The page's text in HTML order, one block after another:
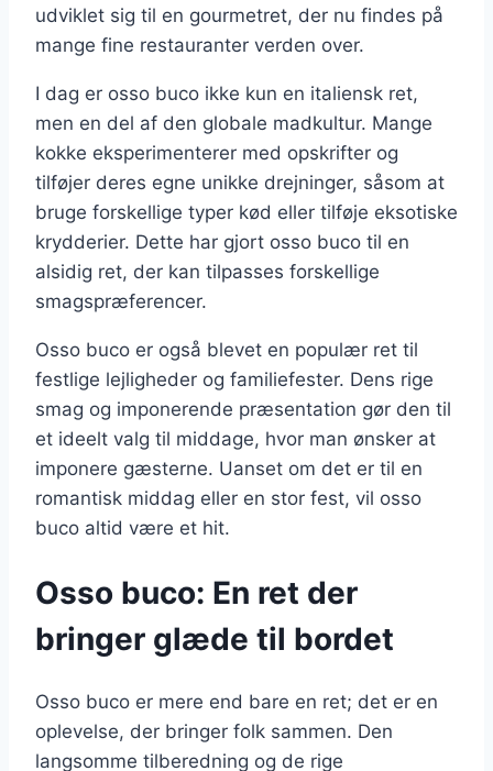
udviklet sig til en gourmetret, der nu findes på
mange fine restauranter verden over.
I dag er osso buco ikke kun en italiensk ret,
men en del af den globale madkultur. Mange
kokke eksperimenterer med opskrifter og
tilføjer deres egne unikke drejninger, såsom at
bruge forskellige typer kød eller tilføje eksotiske
krydderier. Dette har gjort osso buco til en
alsidig ret, der kan tilpasses forskellige
smagspræferencer.
Osso buco er også blevet en populær ret til
festlige lejligheder og familiefester. Dens rige
smag og imponerende præsentation gør den til
et ideelt valg til middage, hvor man ønsker at
imponere gæsterne. Uanset om det er til en
romantisk middag eller en stor fest, vil osso
buco altid være et hit.
Osso buco: En ret der
bringer glæde til bordet
Osso buco er mere end bare en ret; det er en
oplevelse, der bringer folk sammen. Den
langsomme tilberedning og de rige